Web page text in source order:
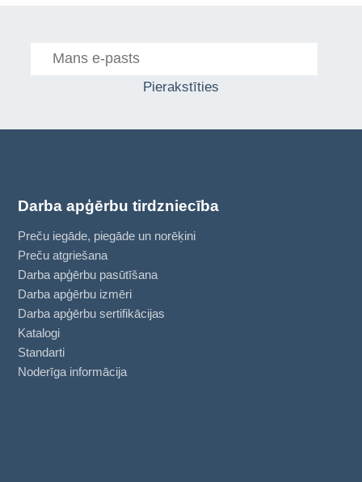
Pierakstīties
Darba apģērbu tirdzniecība
Preču iegāde, piegāde un norēķini
Preču atgriešana
Darba apģērbu pasūtīšana
Darba apģērbu izmēri
Darba apģērbu sertifikācijas
Katalogi
Standarti
Noderīga informācija